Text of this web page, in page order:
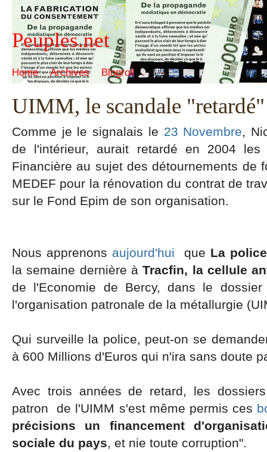
Peuples.net
Home Archives Blogroll
UIMM, le scandale
Comme je le signalais le 23 Novembre,
de l'intérieur, aurait retardé en 2004
Financière au sujet des détournements de
MEDEF pour la rénovation du contrat de
sur le Fond Epim de son organisation.
Nous apprenons aujourd'hui que La
la semaine dernière àTracfin, la cellule
de l'Economie de Bercy, dans le
l'organisation patronale de la métallurgie
Qui surveille la police, peut-on se
à 600 Millions d'Euros qui n'ira sans doute
Avec trois années de retard, les
patron de l'UIMM s'est même permis ces
précisions un financement
sociale du pays, et nie toute corruption".